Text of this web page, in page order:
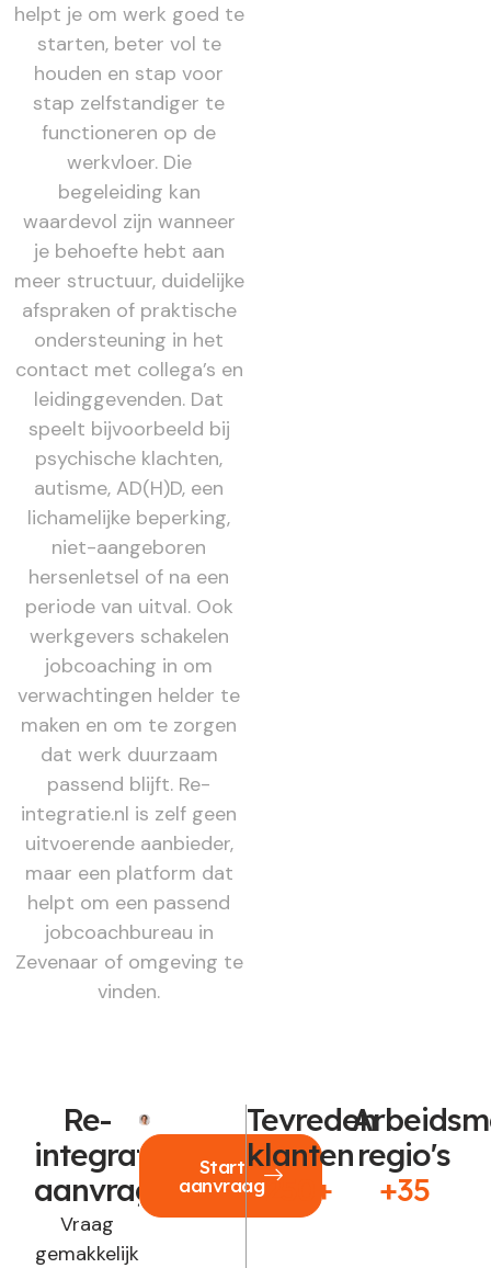
helpt je om werk goed te
starten, beter vol te
houden en stap voor
stap zelfstandiger te
functioneren op de
werkvloer. Die
begeleiding kan
waardevol zijn wanneer
je behoefte hebt aan
meer structuur, duidelijke
afspraken of praktische
ondersteuning in het
contact met collega’s en
leidinggevenden. Dat
speelt bijvoorbeeld bij
psychische klachten,
autisme, AD(H)D, een
lichamelijke beperking,
niet-aangeboren
hersenletsel of na een
periode van uitval. Ook
werkgevers schakelen
jobcoaching in om
verwachtingen helder te
maken en om te zorgen
dat werk duurzaam
passend blijft. Re-
integratie.nl is zelf geen
uitvoerende aanbieder,
maar een platform dat
helpt om een passend
jobcoachbureau in
Zevenaar of omgeving te
vinden.
Re-
integratie
aanvragen?
Vraag
gemakkelijk
Start
aanvraag
Tevreden
klanten
250+
regio's
+35